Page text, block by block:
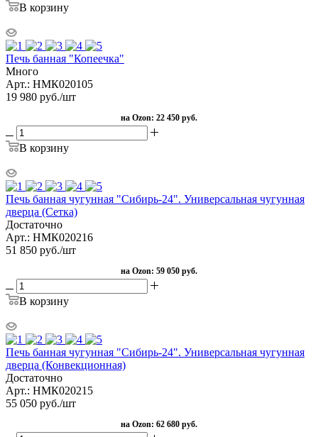
В корзину
Печь банная "Копеечка"
Много
Арт.: НМК020105
19 980 руб./шт
на Ozon: 22 450 руб.
В корзину
Печь банная чугунная "Сибирь-24". Универсальная чугунная
дверца (Сетка)
Достаточно
Арт.: НМК020216
51 850 руб./шт
на Ozon: 59 050 руб.
В корзину
Печь банная чугунная "Сибирь-24". Универсальная чугунная
дверца (Конвекционная)
Достаточно
Арт.: НМК020215
55 050 руб./шт
на Ozon: 62 680 руб.